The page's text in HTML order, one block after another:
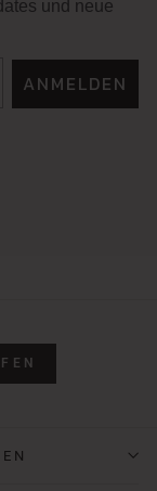
und neue
ANMELDEN